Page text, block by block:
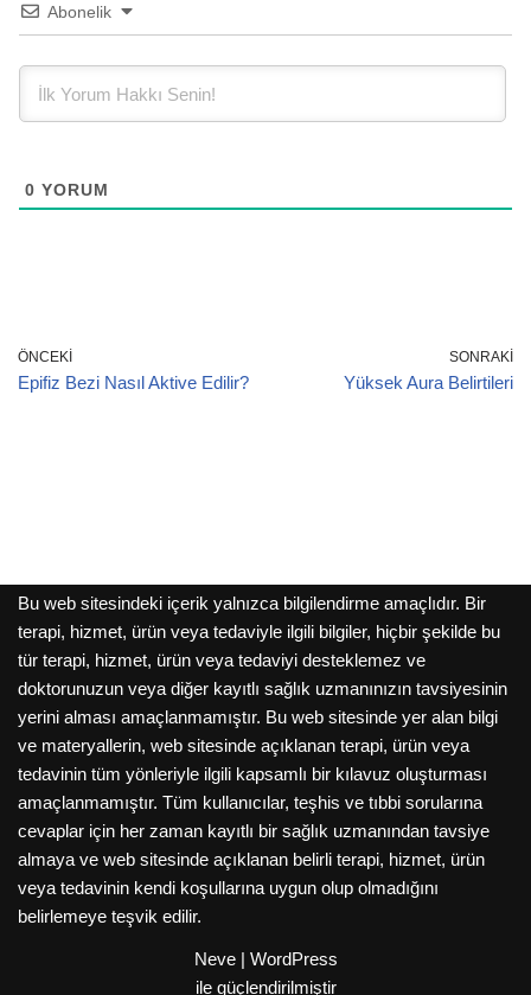
Abonelik
0 YORUM
ÖNCEKI
Epifiz Bezi Nasıl Aktive Edilir?
SONRAKI
Yüksek Aura Belirtileri
Bu web sitesindeki içerik yalnızca bilgilendirme amaçlıdır. Bir
terapi, hizmet, ürün veya tedaviyle ilgili bilgiler, hiçbir şekilde bu
tür terapi, hizmet, ürün veya tedaviyi desteklemez ve
doktorunuzun veya diğer kayıtlı sağlık uzmanınızın tavsiyesinin
yerini alması amaçlanmamıştır. Bu web sitesinde yer alan bilgi
ve materyallerin, web sitesinde açıklanan terapi, ürün veya
tedavinin tüm yönleriyle ilgili kapsamlı bir kılavuz oluşturması
amaçlanmamıştır. Tüm kullanıcılar, teşhis ve tıbbi sorularına
cevaplar için her zaman kayıtlı bir sağlık uzmanından tavsiye
almaya ve web sitesinde açıklanan belirli terapi, hizmet, ürün
veya tedavinin kendi koşullarına uygun olup olmadığını
belirlemeye teşvik edilir.
Neve| WordPress
ile güçlendirilmiştir